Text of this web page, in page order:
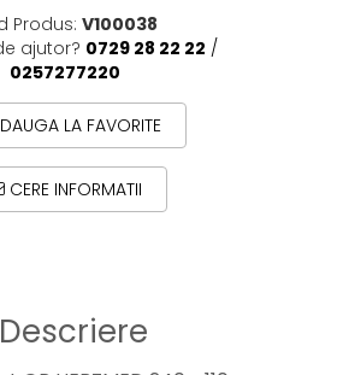
Produs: V100038
ajutor? 0729 28 22 22 /
0257277220
LA FAVORITE
CERE INFORMATII
Descriere